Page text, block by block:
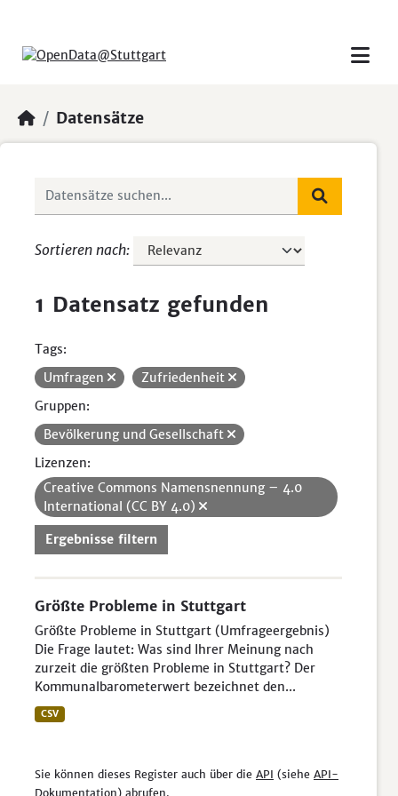
Datensätze
Sortieren nach
1 Datensatz gefunden
Tags:
Umfragen
Zufriedenheit
Gruppen:
Bevölkerung und Gesellschaft
Lizenzen:
Creative Commons Namensnennung – 4.0
International (CC BY 4.0)
Ergebnisse filtern
Größte Probleme in Stuttgart
Größte Probleme in Stuttgart (Umfrageergebnis)
Die Frage lautet: Was sind Ihrer Meinung nach
zurzeit die größten Probleme in Stuttgart? Der
Kommunalbarometerwert bezeichnet den...
CSV
Sie können dieses Register auch über die API (siehe API-
Dokumentation) abrufen.